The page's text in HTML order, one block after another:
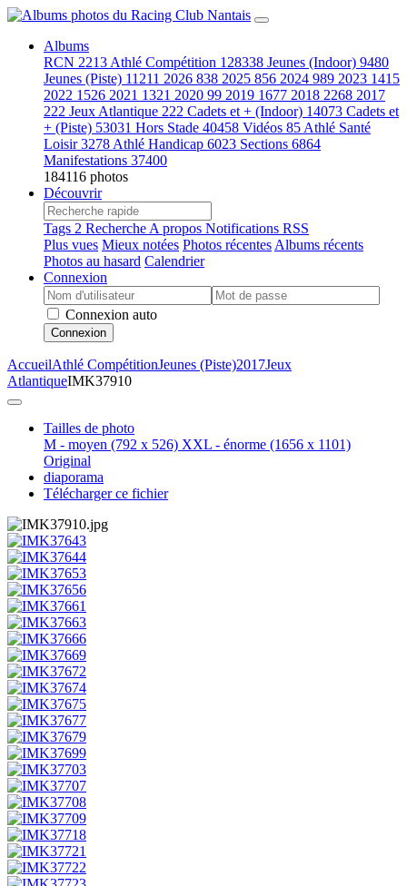
Albums
RCN 2213 Athlé Compétition 128338 Jeunes (Indoor) 9480
Jeunes (Piste) 11211 2026 838 2025 856 2024 989 2023 1415
2022 1526 2021 1321 2020 99 2019 1677 2018 2268 2017
222 Jeux Atlantique 222 Cadets et + (Indoor) 14073 Cadets et
+ (Piste) 53031 Hors Stade 40458 Vidéos 85 Athlé Santé
Loisir3278 Athlé Handicap 6023 Sections 6864
Manifestations 37400
184116 photos
Découvrir
Tags 2 Recherche A propos Notifications RSS
Plus vues Mieux notées Photos récentes Albums récents
Photos au hasard Calendrier
Connexion
Connexion auto
Connexion
AccueilAthlé CompétitionJeunes (Piste)2017Jeux
AtlantiqueIMK37910
Tailles de photo
M - moyen (792 x 526) XXL - énorme (1656 x 1101)
Original
diaporama
Télécharger ce fichier